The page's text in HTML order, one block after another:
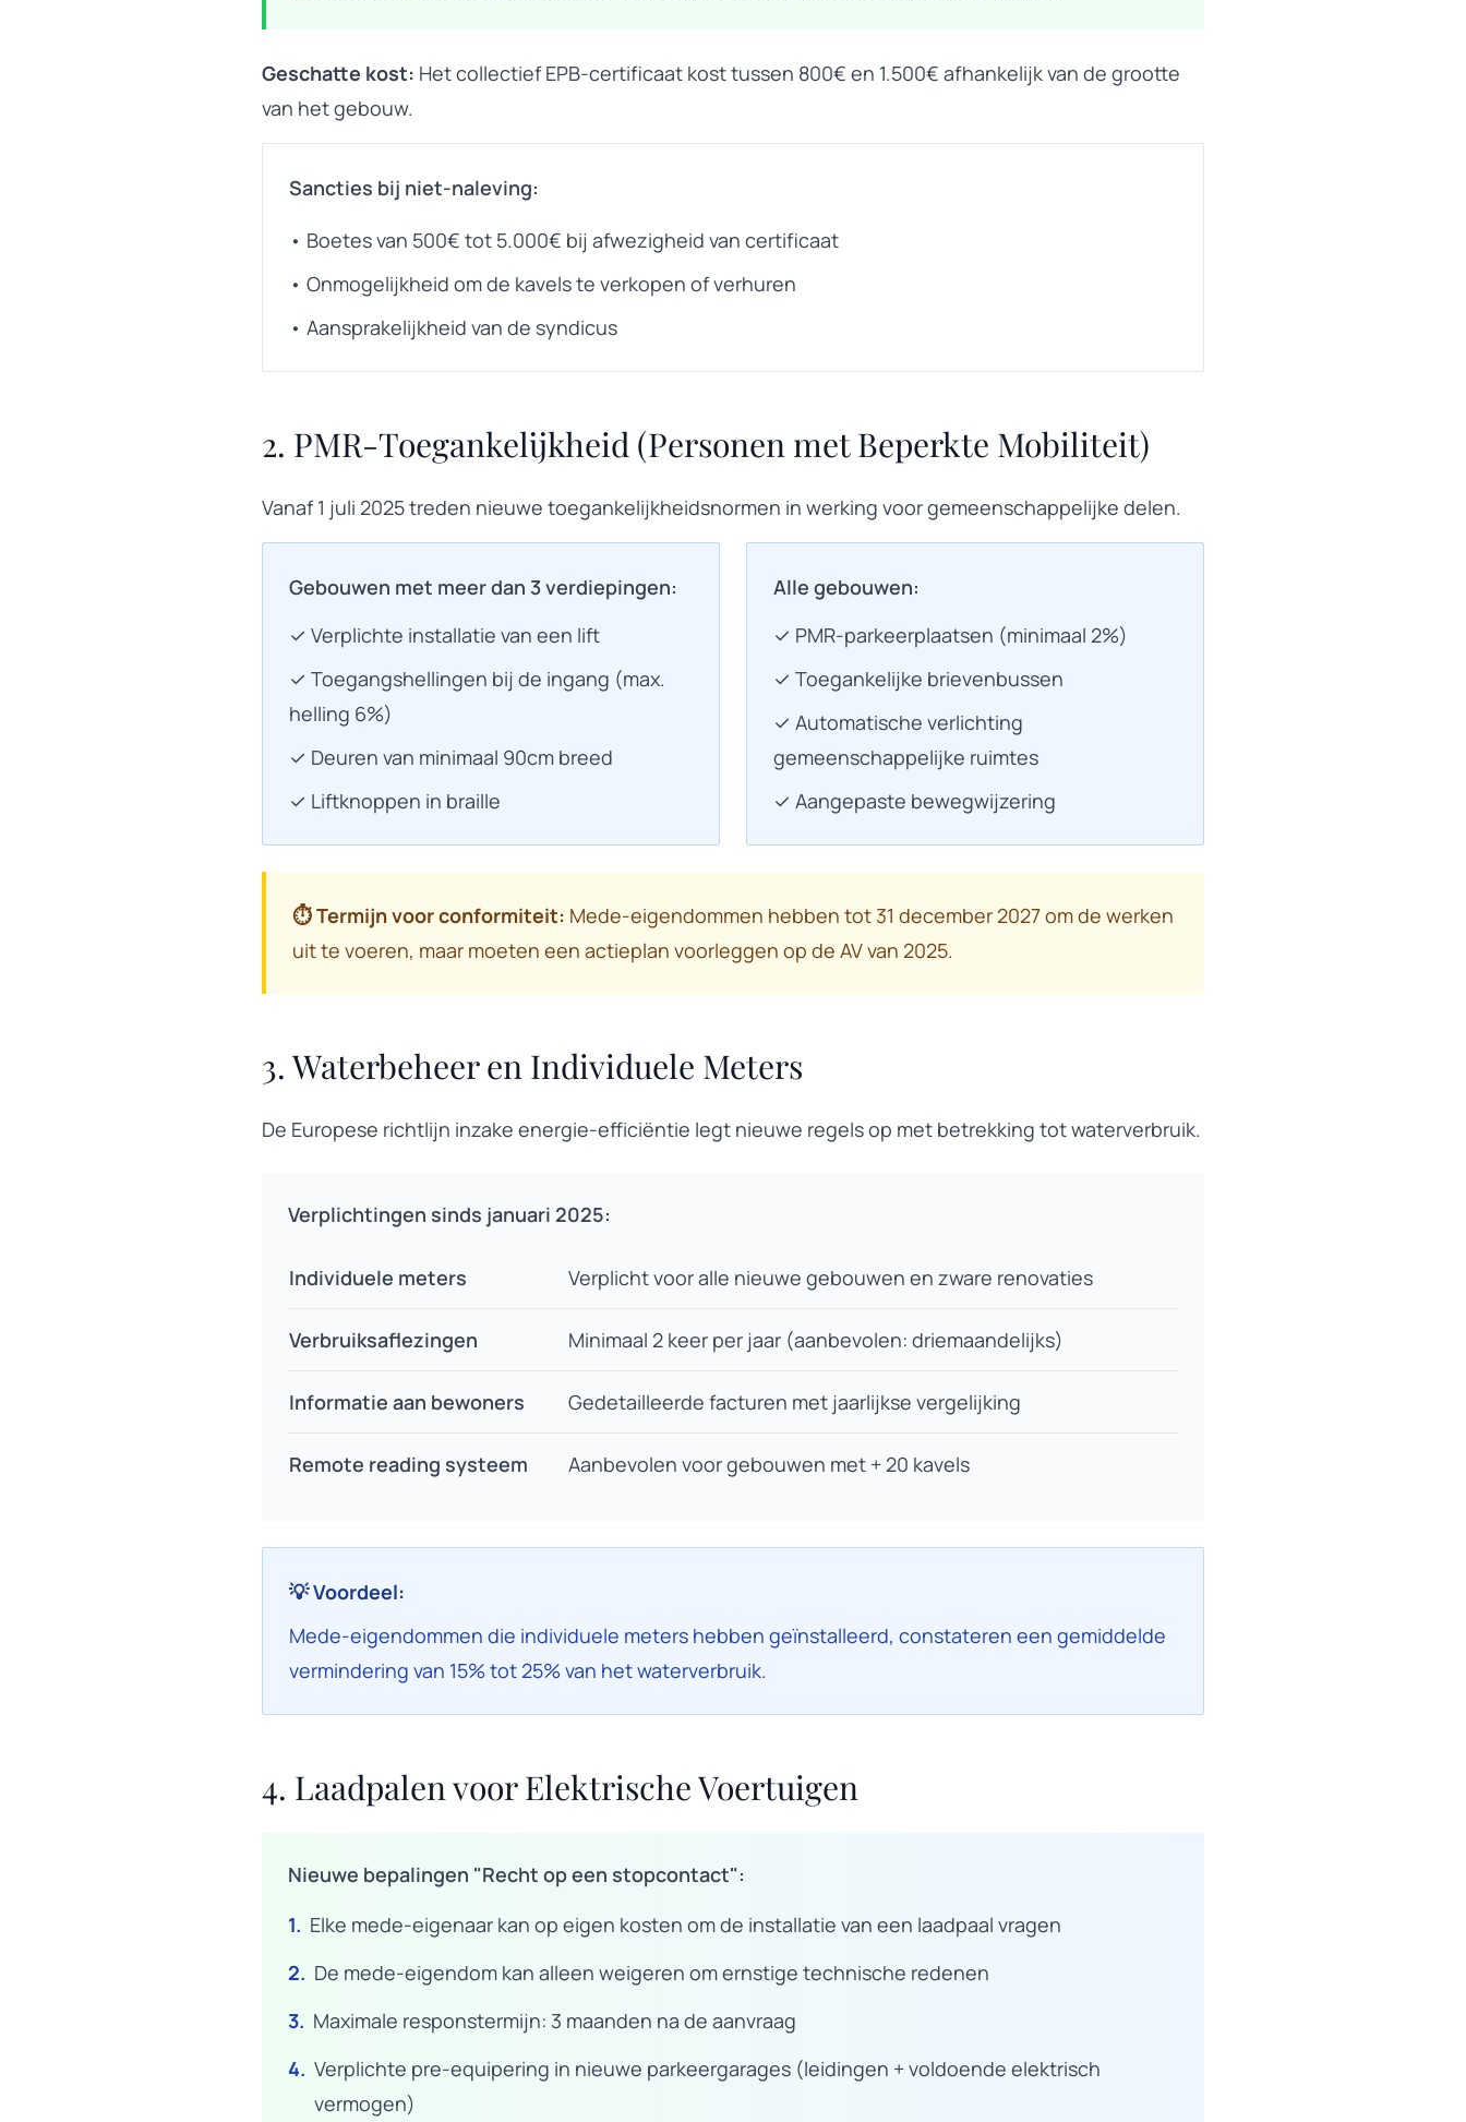
Geschatte kost: Het collectief EPB-certificaat kost tussen 800€ en 1.500€ afhankelijk van de grootte
van het gebouw.
Sancties bij niet-naleving:
• Boetes van 500€ tot 5.000€ bij afwezigheid van certificaat
• Onmogelijkheid om de kavels te verkopen of verhuren
• Aansprakelijkheid van de syndicus
2. PMR-Toegankelijkheid (Personen met Beperkte Mobiliteit)
Vanaf 1 juli 2025 treden nieuwe toegankelijkheidsnormen in werking voor gemeenschappelijke delen.
Gebouwen met meer dan 3 verdiepingen:
✓ Verplichte installatie van een lift
✓ Toegangshellingen bij de ingang (max.
helling 6%)
✓ Deuren van minimaal 90cm breed
✓ Liftknoppen in braille
Alle gebouwen:
✓ PMR-parkeerplaatsen (minimaal 2%)
✓ Toegankelijke brievenbussen
✓ Automatische verlichting
gemeenschappelijke ruimtes
✓ Aangepaste bewegwijzering
⏱️ Termijn voor conformiteit: Mede-eigendommen hebben tot 31 december 2027 om de werken
uit te voeren, maar moeten een actieplan voorleggen op de AV van 2025.
3. Waterbeheer en Individuele Meters
De Europese richtlijn inzake energie-efficiëntie legt nieuwe regels op met betrekking tot waterverbruik.
Verplichtingen sinds januari 2025:
Individuele meters Verplicht voor alle nieuwe gebouwen en zware renovaties
Verbruiksaflezingen Minimaal 2 keer per jaar (aanbevolen: driemaandelijks)
Informatie aan bewoners Gedetailleerde facturen met jaarlijkse vergelijking
Remote reading systeem Aanbevolen voor gebouwen met + 20 kavels
💡 Voordeel:
Mede-eigendommen die individuele meters hebben geïnstalleerd, constateren een gemiddelde
vermindering van 15% tot 25% van het waterverbruik.
4. Laadpalen voor Elektrische Voertuigen
Nieuwe bepalingen "Recht op een stopcontact":
1. Elke mede-eigenaar kan op eigen kosten om de installatie van een laadpaal vragen
2. De mede-eigendom kan alleen weigeren om ernstige technische redenen
3. Maximale responstermijn: 3 maanden na de aanvraag
4. Verplichte pre-equipering in nieuwe parkeergarages (leidingen + voldoende elektrisch
vermogen)